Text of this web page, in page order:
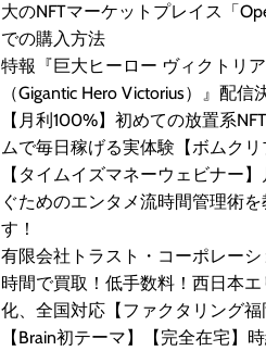
大のNFTマーケットプレイス「
での購入方法
特報『巨大ヒーロー ヴィクトリ
（Gigantic Hero Victorius）』配信
【月利100%】初めての放置系
ムで毎日稼げる実体験【ボムクリ
【タイムイズマネーウェビナー
ぐためのエンタメ流時間管理術を
す！
有限会社トラスト・コーポレーシ
時間で買取！低手数料！西日本
化、全国対応【ファクタリング福
【Brain初テーマ】【完全在宅】